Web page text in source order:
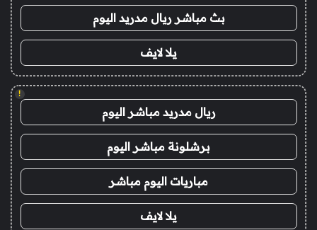
بث مباشر ريال مدريد اليوم
يلا لايف
!
ريال مدريد مباشر اليوم
برشلونة مباشر اليوم
مباريات اليوم مباشر
يلا لايف